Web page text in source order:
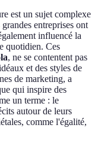
est un sujet complexe
entreprises ont
influencé la
quotidien. Ces
, ne se contentent pas
et des styles de
de marketing, a
qui inspire des
un terme : le
autour de leurs
comme l'égalité,